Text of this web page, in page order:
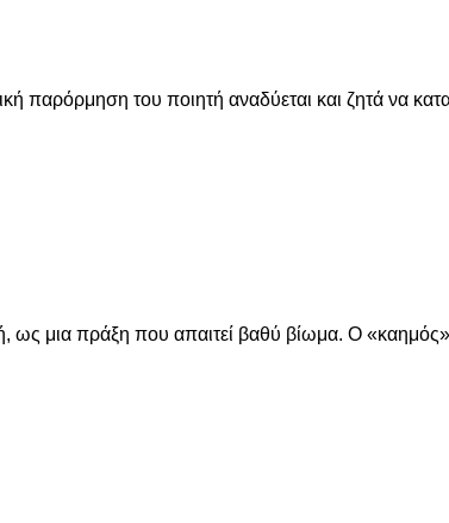
παρόρμηση του ποιητή αναδύεται και ζητά να
μια πράξη που απαιτεί βαθύ βίωμα. Ο